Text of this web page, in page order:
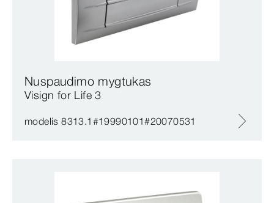
Nuspaudimo mygtukas
Visign for Life 3
modelis 8313.1#19990101#20070531